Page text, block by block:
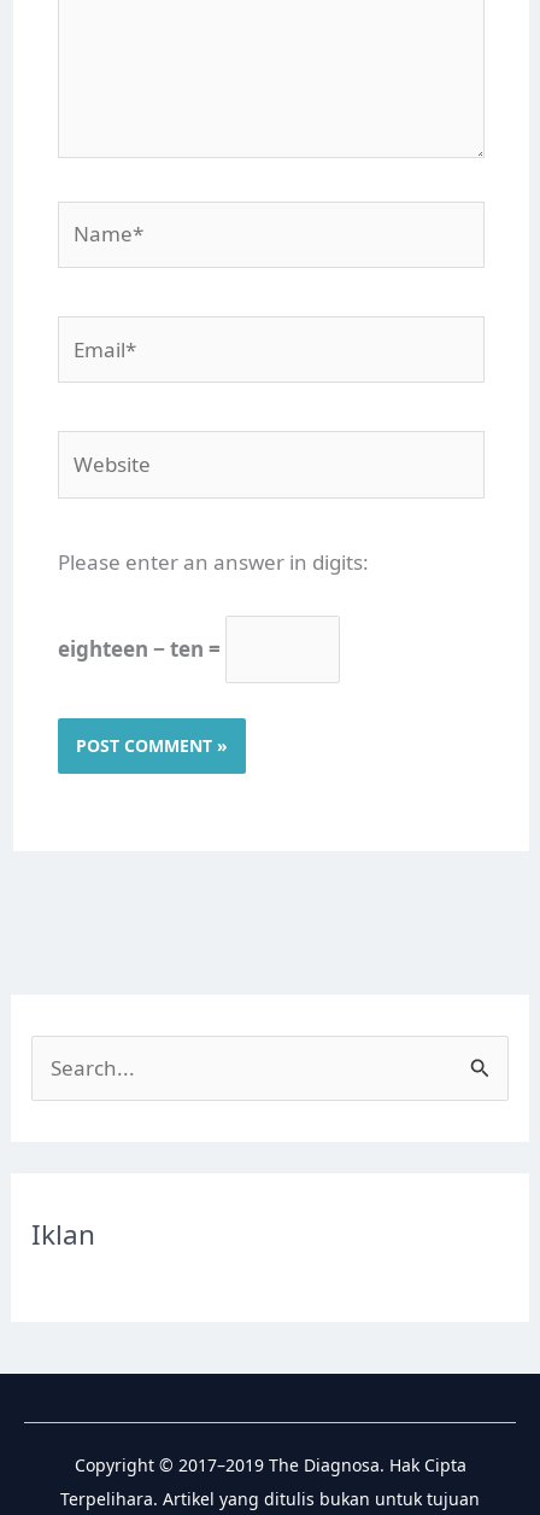
Please enter an answer in digits:
eighteen − ten =
e
c
r
:
Iklan
Copyright © 2017–2019 The Diagnosa. Hak Cipta
Terpelihara. Artikel yang ditulis bukan untuk tujuan